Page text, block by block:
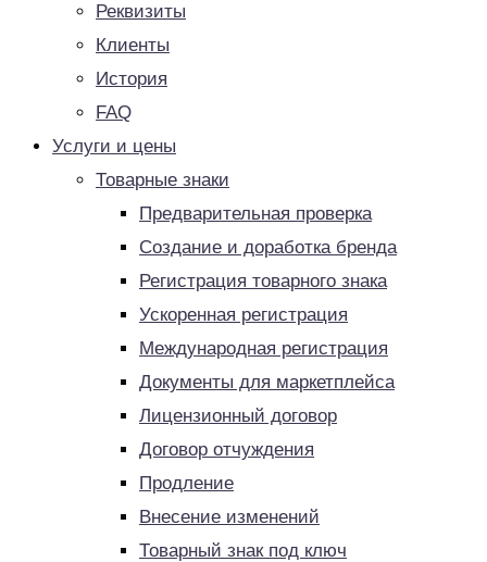
Реквизиты
Клиенты
История
FAQ
Услуги и цены
Товарные знаки
Предварительная проверка
Создание и доработка бренда
Регистрация товарного знака
Ускоренная регистрация
Международная регистрация
Документы для маркетплейса
Лицензионный договор
Договор отчуждения
Продление
Внесение изменений
Товарный знак под ключ